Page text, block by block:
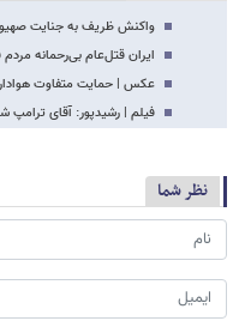
واکنش ظریف به جنایت
ایران قتل‌عام بی‌رحمانه
عکس | حمایت متفاوت
فیلم | رشیدپور: آقای ترامپ
نظر شما